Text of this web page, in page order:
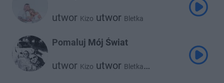
utwor Kizo utwor Bletka
Pomaluj Mój Świat
utwor Kizo utwor Bletka